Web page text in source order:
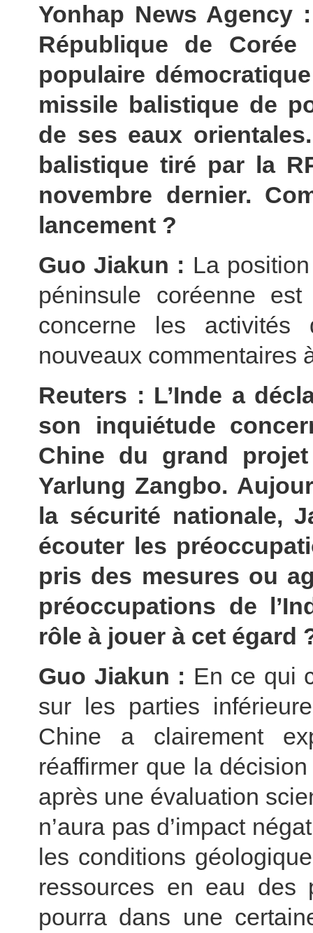
Yonhap News Agency
République de
populaire
missile balistique de
de ses eaux
balistique tiré par la
novembre dernier.
lancement ?
Guo Jiakun : La
péninsule coréenne
concerne les
nouveaux commentaires
Reuters : L’Inde a
son inquiétude
Chine du grand
Yarlung Zangbo.
la sécurité nationale,
écouter les
pris des mesures ou
préoccupations de
rôle à jouer à cet égard
Guo Jiakun : En ce qui
sur les parties
Chine a clairement
réaffirmer que la
après une évaluation
n’aura pas d’impact
les conditions
ressources en eau des
pourra dans une